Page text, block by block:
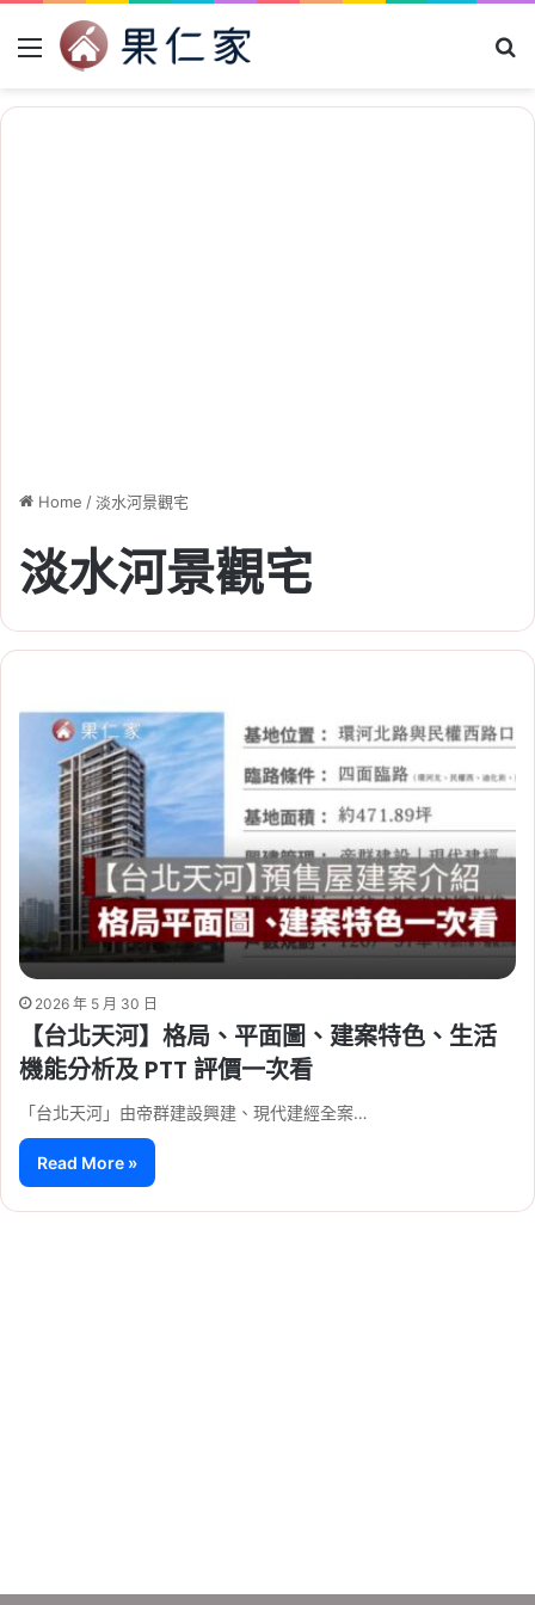
Menu
Home /淡水河景觀宅
淡水河景觀宅
2026 年 5 月 30 日
【台北天河】格局、平面圖、建案特色、生活
機能分析及 PTT 評價一次看
「台北天河」由帝群建設興建、現代建經全案…
Read More »